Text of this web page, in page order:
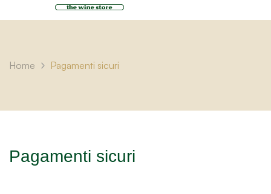
Home Pagamenti sicuri
Pagamenti sicuri